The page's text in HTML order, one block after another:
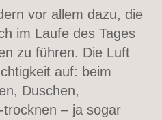
vor allem dazu, die
im Laufe des Tages
zu führen. Die Luft
auf: beim
Duschen,
– ja sogar